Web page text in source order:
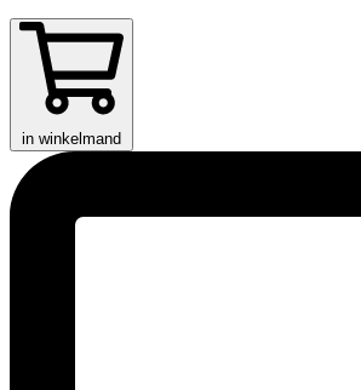
in winkelmand